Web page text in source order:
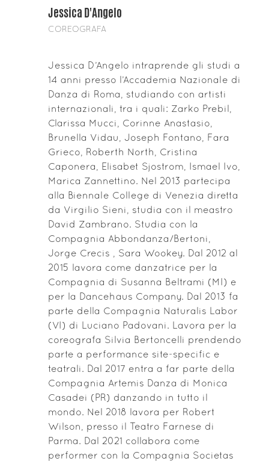
Jessica D'Angelo
COREOGRAFA
Jessica D’Angelo intraprende gli studi a
14 anni presso l’Accademia Nazionale di
Danza di Roma, studiando con artisti
internazionali, tra i quali: Zarko Prebil,
Clarissa Mucci, Corinne Anastasio,
Brunella Vidau, Joseph Fontano, Fara
Grieco, Roberth North, Cristina
Caponera, Elisabet Sjostrom, Ismael Ivo,
Marica Zannettino. Nel 2013 partecipa
alla Biennale College di Venezia diretta
da Virgilio Sieni, studia con il meastro
David Zambrano. Studia con la
Compagnia Abbondanza/Bertoni,
Jorge Crecis , Sara Wookey. Dal 2012 al
2015 lavora come danzatrice per la
Compagnia di Susanna Beltrami (MI) e
per la Dancehaus Company. Dal 2013 fa
parte della Compagnia Naturalis Labor
(VI) di Luciano Padovani. Lavora per la
coreografa Silvia Bertoncelli prendendo
parte a performance site-specific e
teatrali. Dal 2017 entra a far parte della
Compagnia Artemis Danza di Monica
Casadei (PR) danzando in tutto il
mondo. Nel 2018 lavora per Robert
Wilson, presso il Teatro Farnese di
Parma. Dal 2021 collabora come
performer con la Compagnia Societas